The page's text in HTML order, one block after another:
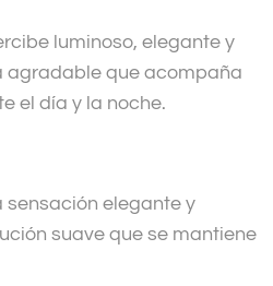
luminoso, elegante y
agradable que acompaña
el día y la noche.
sensación elegante y
suave que se mantiene